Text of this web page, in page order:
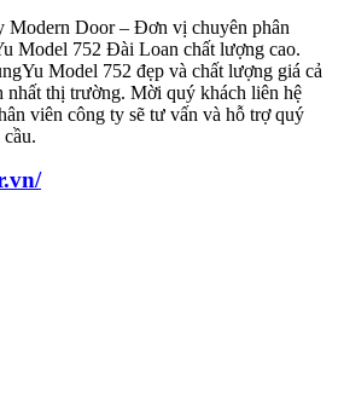
Modern Door – Đơn vị chuyên phân
Model 752 Đài Loan chất lượng cao.
Model 752 đẹp và chất lượng giá cả
nhất thị trường. Mời quý khách liên hệ
viên công ty sẽ tư vấn và hỗ trợ quý